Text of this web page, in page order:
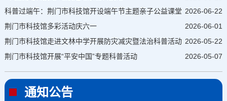
科普过端午：荆门市科技馆开设端午节主题亲子公益课堂 2026-06-22
荆门市科技馆多彩活动庆六一
2026-06-01
荆门市科技馆走进文林中学开展防灾减灾暨法治科普活动 2026-05-22
荆门市科技馆开展“平安中国”专题科普活动
2026-05-07
通知公告